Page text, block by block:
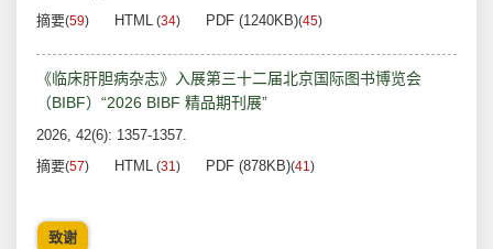
摘要(59) HTML (34) PDF (1240KB)(45)
《临床肝胆病杂志》入展第三十二届北京国际图书博览会
（BIBF）“2026 BIBF 精品期刊展”
2026, 42(6): 1357-1357.
摘要(57) HTML (31) PDF (878KB)(41)
致谢